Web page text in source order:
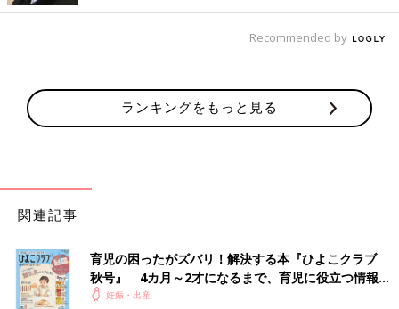
Recommended by
ランキングをもっと見る
関連記事
育児の困ったがズバリ！解決する本『ひよこクラブ
秋号』 4カ月～2才になるまで、育児に役立つ情報が
いっぱい！
妊娠・出産